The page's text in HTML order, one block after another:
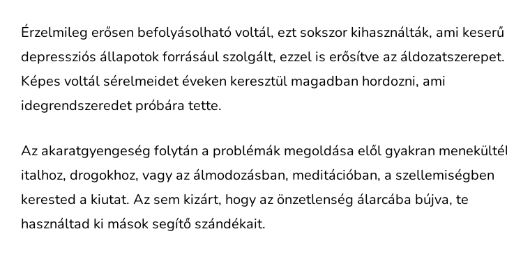
Érzelmileg erősen befolyásolható voltál, ezt sokszor kihasználták, ami keserű
depressziós állapotok forrásául szolgált, ezzel is erősítve az áldozatszerepet.
Képes voltál sérelmeidet éveken keresztül magadban hordozni, ami
idegrendszeredet próbára tette.
Az akaratgyengeség folytán a problémák megoldása elől gyakran
italhoz, drogokhoz, vagy az álmodozásban, meditációban, a szellemiségben
kerested a kiutat. Az sem kizárt, hogy az önzetlenség álarcába bújva, te
használtad ki mások segítő szándékait.